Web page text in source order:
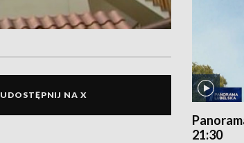
UDOSTĘPNIJ NA X
21:30